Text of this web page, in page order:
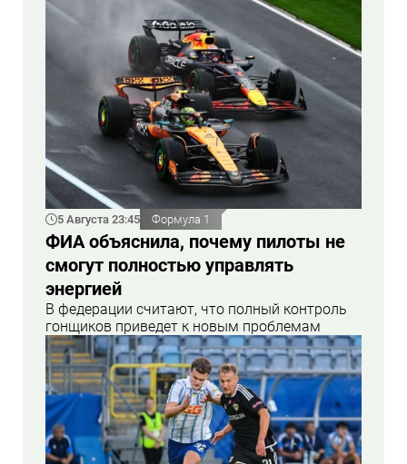
5 Августа 23:45 Формула 1
ФИА объяснила, почему пилоты не
смогут полностью управлять
энергией
В федерации считают, что полный контроль
гонщиков приведет к новым проблемам